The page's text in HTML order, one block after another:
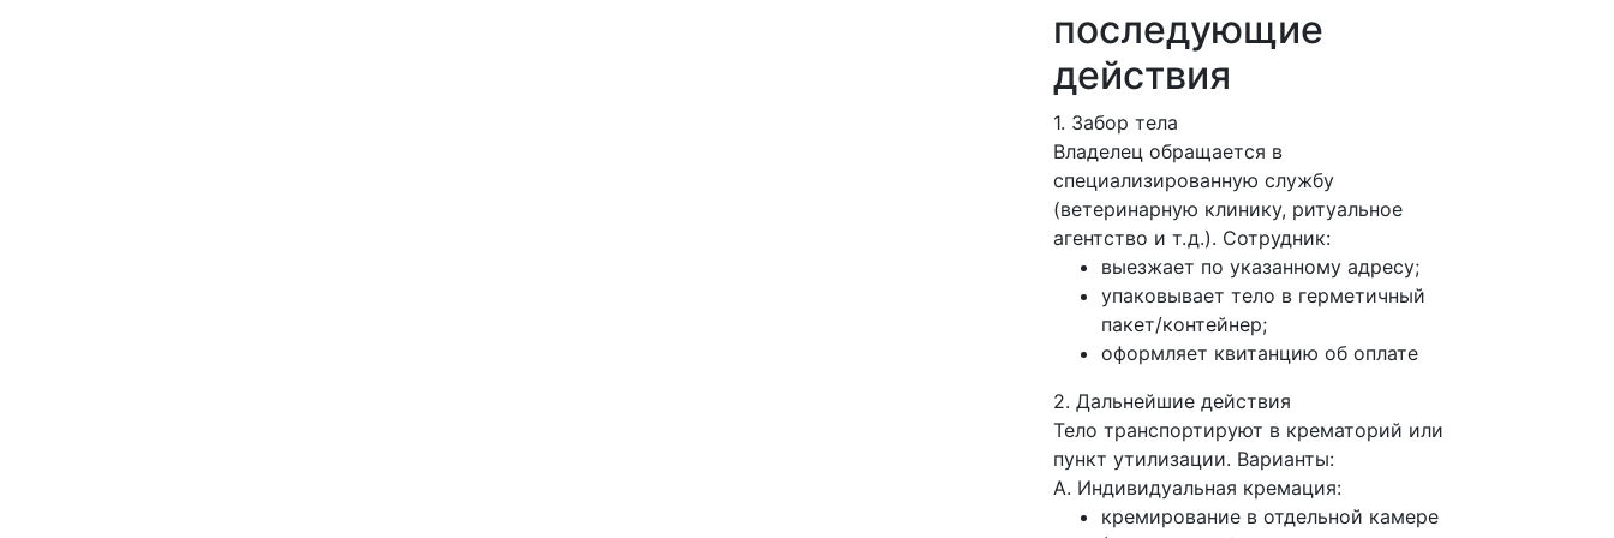
последующие
действия
1. Забор тела
Владелец обращается в
специализированную службу
(ветеринарную клинику, ритуальное
агентство и т. д.). Сотрудник:
выезжает по указанному адресу;
упаковывает тело в герметичный
пакет/контейнер;
оформляет квитанцию об оплате
2. Дальнейшие действия
Тело транспортируют в крематорий или
пункт утилизации. Варианты:
А. Индивидуальная кремация:
кремирование в отдельной камере